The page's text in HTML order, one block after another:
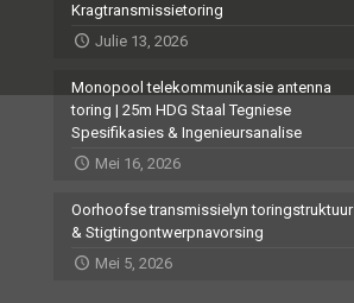
Kragtransmissietoring
Julie 13, 2026
Monopool telekommunikasie antenna
toring | 25m HDG Staal Tegniese
Spesifikasies & Ingenieursanalise
Mei 16, 2026
Oorhoofse transmissielyn toringstruktuur
& Stigtingontwerpnavorsing
Mei 5, 2026